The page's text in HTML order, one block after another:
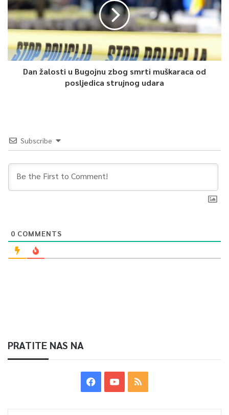
Dan žalosti u Bugojnu zbog smrti muškaraca od
posljedica strujnog udara
Subscribe
0 COMMENTS
PRATITE NAS NA